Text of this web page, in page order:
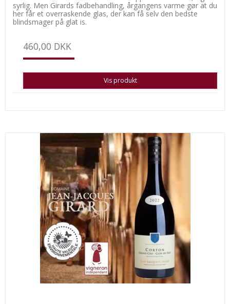
syrlig. Men Girards fadbehandling, årgangens varme gør at du
her får et overraskende glas, der kan få selv den bedste
blindsmager på glat is.
460,00 DKK
Vis produkt